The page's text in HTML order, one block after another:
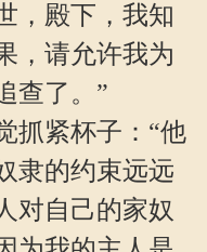
殿下，我知
，请允许我为
查了。”
抓紧杯子：“他
隶的约束远远
对自己的家奴